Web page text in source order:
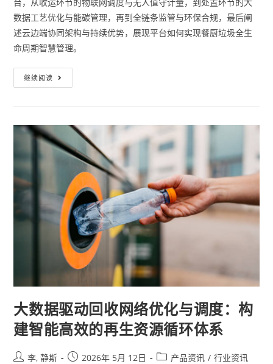
台，从收运环节的物联网调度与无人值守计量，到处置环节的大
数据工艺优化与能碳管理，再到全链条监管与环保合规，最后阐
述云边端协同架构与持续优势，展现平台如何实现餐厨垃圾全生
命周期智慧管理。
继续阅读
大数据驱动回收网络优化与调度：构
建智能高效的再生资源循环体系
李, 静斯 2026年 5月 12日 产品资讯 / 行业资讯